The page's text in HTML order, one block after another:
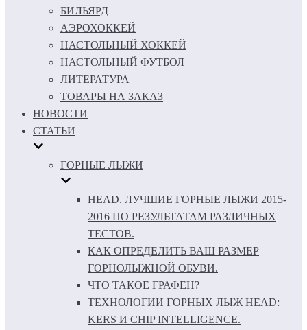
БИЛЬЯРД
АЭРОХОККЕЙ
НАСТОЛЬНЫЙ ХОККЕЙ
НАСТОЛЬНЫЙ ФУТБОЛ
ЛИТЕРАТУРА
ТОВАРЫ НА ЗАКАЗ
НОВОСТИ
СТАТЬИ
ГОРНЫЕ ЛЫЖИ
HEAD. ЛУЧШИЕ ГОРНЫЕ ЛЫЖИ 2015-
2016 ПО РЕЗУЛЬТАТАМ РАЗЛИЧНЫХ
ТЕСТОВ.
КАК ОПРЕДЕЛИТЬ ВАШ РАЗМЕР
ГОРНОЛЫЖНОЙ ОБУВИ.
ЧТО ТАКОЕ ГРАФЕН?
ТЕХНОЛОГИИ ГОРНЫХ ЛЫЖ HEAD:
KERS И CHIP INTELLIGENCE.